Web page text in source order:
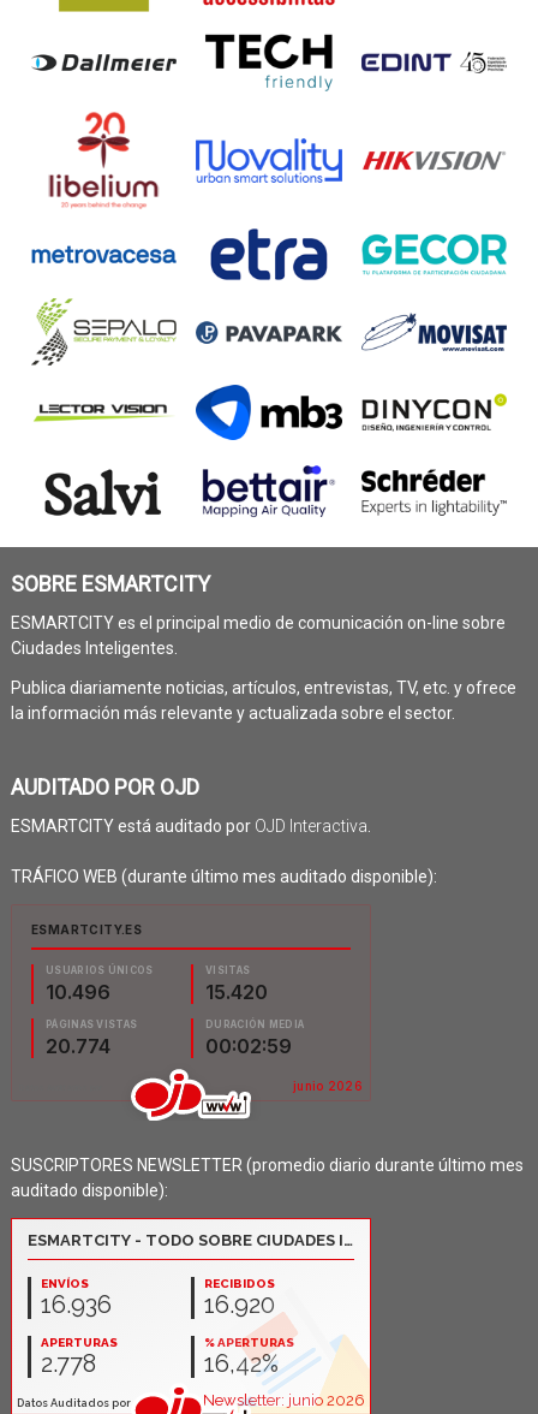
SOBRE ESMARTCITY
ESMARTCITY es el principal medio de comunicación on-line sobre
Ciudades Inteligentes.
Publica diariamente noticias, artículos, entrevistas, TV, etc. y ofrece
la información más relevante y actualizada sobre el sector.
AUDITADO POR OJD
ESMARTCITY está auditado por OJD Interactiva
TRÁFICO WEB (durante último mes auditado disponible):
SUSCRIPTORES NEWSLETTER (promedio diario durante último mes
auditado disponible):